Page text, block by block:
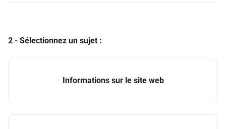
2 - Sélectionnez un sujet :
Informations sur le site web